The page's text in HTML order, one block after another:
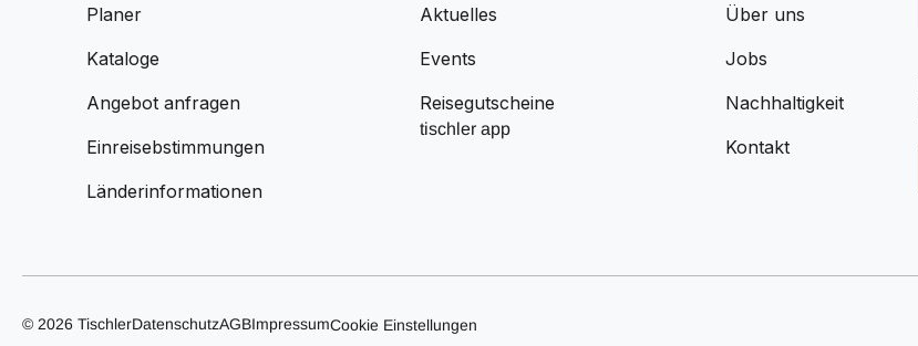
Planer
Kataloge
Angebot anfragen
Einreisebstimmungen
Länderinformationen
Aktuelles
Events
Reisegutscheine
tischler app
Über uns
Jobs
Nachhaltigkeit
Kontakt
© 2026 TischlerDatenschutzAGBImpressumCookie Einstellungen